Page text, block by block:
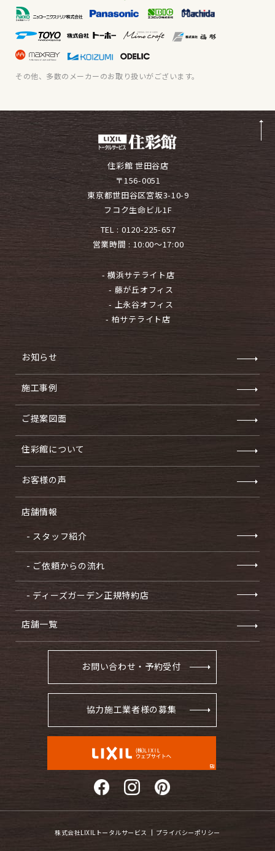
その他、多数のメーカーのお取り扱いがございます。
住彩館 世田谷店
〒156-0051
東京都世田谷区宮坂3-10-9
フコク生命ビル1F
TEL : 0120-225-657
営業時間 : 10:00～17:00
- 横浜サテライト店
- 藤が丘オフィス
- 上永谷オフィス
- 柏サテライト店
お知らせ
施工事例
ご提案図面
住彩館について
お客様の声
店舗情報
- スタッフ紹介
- ご依頼からの流れ
- ディーズガーデン正規特約店
店舗一覧
お問い合わせ・予約受付
協力施工業者様の募集
株式会社LIXILトータルサービス プライバシーポリシー